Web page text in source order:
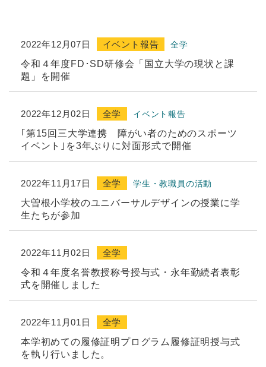
2022年12月07日 イベント報告 全学
令和４年度FD･SD研修会「国立大学の現状と課
題」を開催
2022年12月02日 全学 イベント報告
｢第15回三大学連携 障がい者のためのスポーツ
イベント｣を3年ぶりに対面形式で開催
2022年11月17日 全学 学生・教職員の活動
大曽根小学校のユニバーサルデザインの授業に学
生たちが参加
2022年11月02日
全学
令和４年度名誉教授称号授与式・永年勤続者表彰
式を開催しました
2022年11月01日
全学
本学初めての履修証明プログラム履修証明授与式
を執り行いました。